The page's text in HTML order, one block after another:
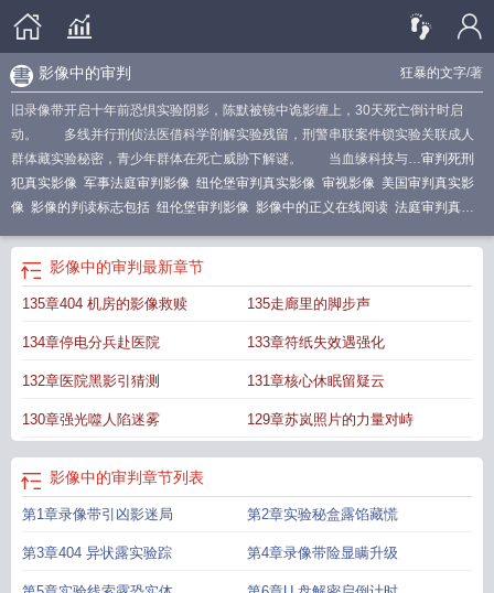
狂暴的文字/著
影像中的审判
旧录像带开启十年前恐惧实验阴影，陈默被镜中诡影缠上，30天死亡倒计时启
动。 多线并行刑侦法医借科学剖解实验残留，刑警串联案件锁实验关联成人
群体藏实验秘密，青少年群体在死亡威胁下解谜。 当血缘科技与…审判死刑
犯真实影像 军事法庭审判影像 纽伦堡审判真实影像 审视影像 美国审判真实影
像 影像的判读标志包括 纽伦堡审判影像 影像中的正义在线阅读 法庭审判真实
德国上将审判影像 四人帮真实审判影像
段 影像中的审判是指什么
影像中的审判最新章节
135章404 机房的影像救赎 135走廊里的脚步声
134章停电分兵赴医院 133章符纸失效遇强化
132章医院黑影引猜测 131章核心休眠留疑云
130章强光噬人陷迷雾 129章苏岚照片的力量对峙
影像中的审判章节列表
第1章录像带引凶影迷局 第2章实验秘盒露馅藏慌
第3章404 异状露实验踪 第4章录像带险显瞒升级